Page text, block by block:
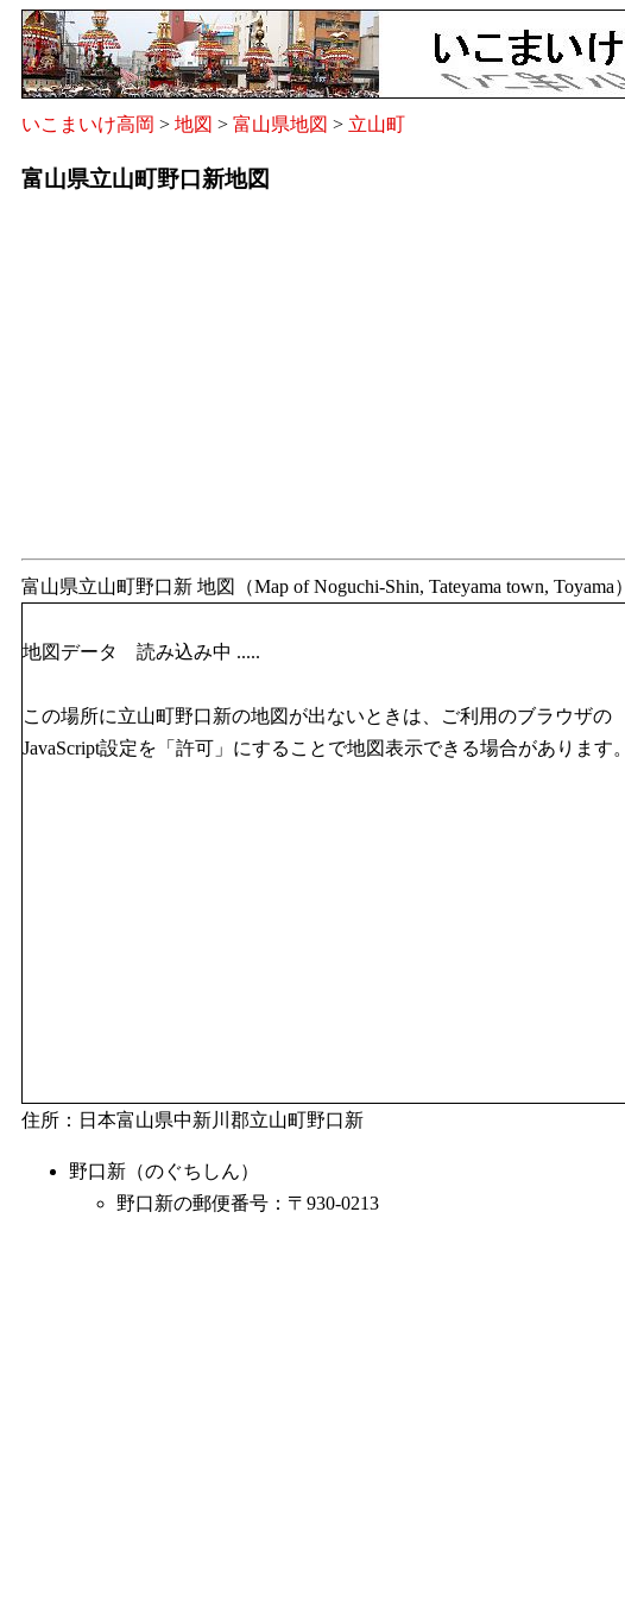
いこまいけ高岡 > 地図 > 富山県地図 > 立山町
富山県立山町野口新地図
富山県立山町野口新 地図（Map of Noguchi-Shin, Tateyama town, Toyama）
地図データ 読み込み中 .....
この場所に立山町野口新の地図が出ないときは、ご利用のブラウザの
JavaScript設定を「許可」にすることで地図表示できる場合があります。
住所：日本富山県中新川郡立山町野口新
野口新（のぐちしん）
野口新の郵便番号：〒930-0213